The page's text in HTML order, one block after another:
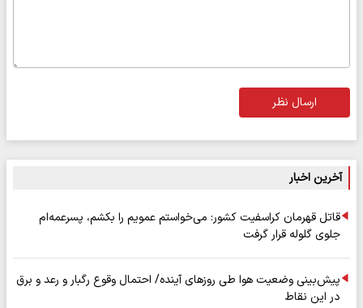
ارسال نظر
آخرین اخبار
قاتل قهرمان کراسفیت کشور: می‌خواستم عمویم را بکشم، پسرعمه‌ام
جلوی گلوله قرار گرفت
پیش‌بینی وضعیت هوا طی روزهای آینده/ احتمال وقوع رگبار و رعد و برق
در این نقاط